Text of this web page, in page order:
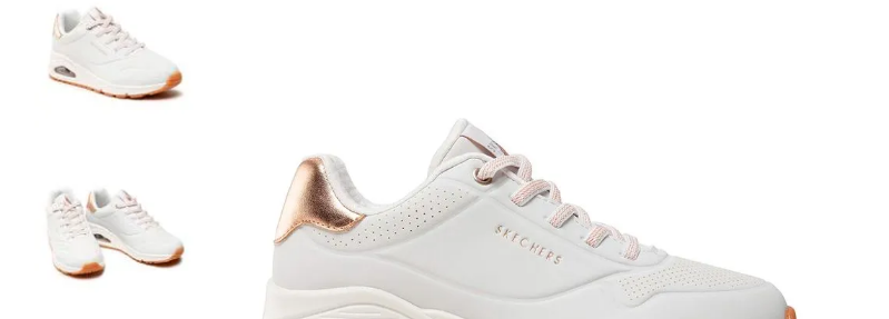
9 .
slip-ins
10. botas dama